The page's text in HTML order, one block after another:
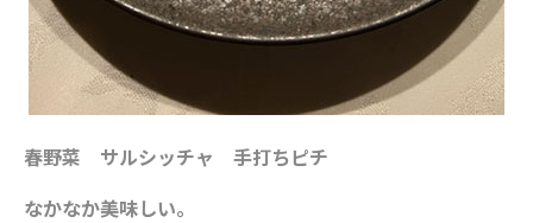
春野菜 サルシッチャ 手打ちピチ
なかなか美味しい。